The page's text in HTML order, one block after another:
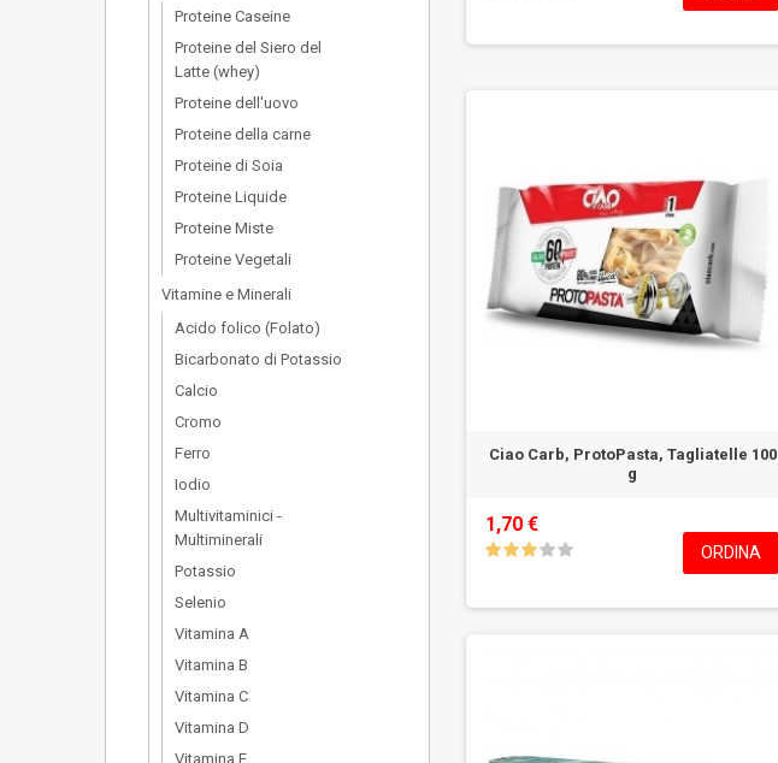
Proteine Caseine
Proteine del Siero del
Latte (whey)
Proteine dell'uovo
Proteine della carne
Proteine di Soia
Proteine Liquide
Proteine Miste
Proteine Vegetali
Vitamine e Minerali
Acido folico (Folato)
Bicarbonato di Potassio
Calcio
Cromo
Ferro
Iodio
Multivitaminici -
Multiminerali
Potassio
Selenio
Vitamina A
Vitamina B
Vitamina C
Vitamina D
Vitamina E
Ciao Carb, ProtoPasta, Tagliatelle 100
g
1,70 €
ORDINA